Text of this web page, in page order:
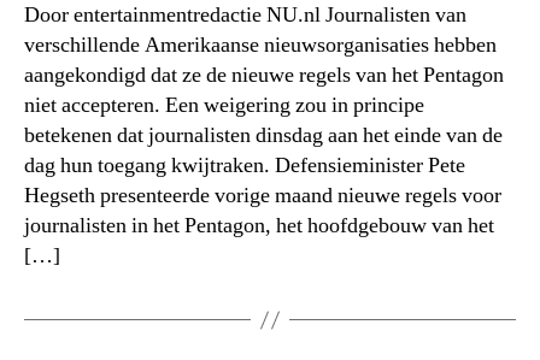
Door entertainmentredactie NU.nl Journalisten van
verschillende Amerikaanse nieuwsorganisaties hebben
aangekondigd dat ze de nieuwe regels van het Pentagon
niet accepteren. Een weigering zou in principe
betekenen dat journalisten dinsdag aan het einde van de
dag hun toegang kwijtraken. Defensieminister Pete
Hegseth presenteerde vorige maand nieuwe regels voor
journalisten in het Pentagon, het hoofdgebouw van het
[…]